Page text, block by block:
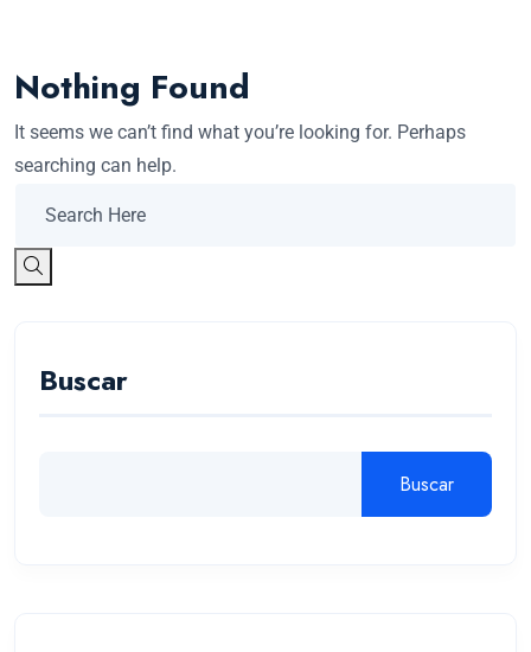
Nothing Found
It seems we can’t find what you’re looking for. Perhaps
searching can help.
Buscar
Buscar